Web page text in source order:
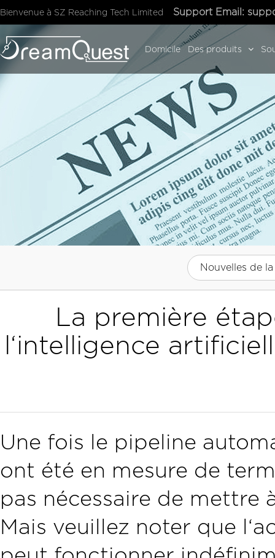
Bienvenue à SZ Reaching Tech Limited Support Email:
Domicile Des produits
Nouvelles de
La première
l‘intelligence
Une fois le pipeline
ont été en mesure de
pas nécessaire de mettre
Mais veuillez noter que